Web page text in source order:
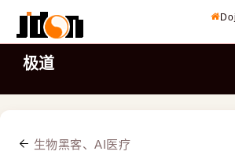
极道
生物黑客、AI医疗